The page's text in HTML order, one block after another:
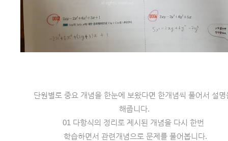
단원별로 중요 개념을 한눈에 보왔다면 한개념씩 풀어서 설
해줍니다.
01 다항식의 정리로 제시된 개념을 다시 한번
학습하면서 관련개념으로 문제를 풀어봅니다.